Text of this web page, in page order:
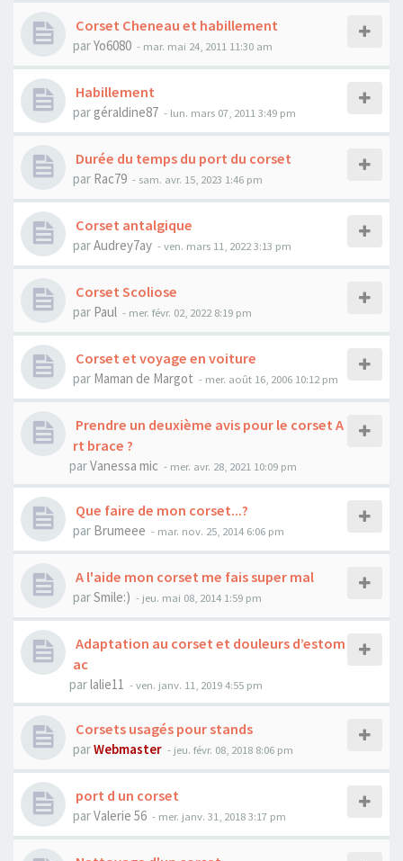
Corset Cheneau et habillement
parYo6080 - mar. mai 24, 2011 11:30 am
Habillement
par géraldine87 - lun. mars 07, 2011 3:49 pm
Durée du temps du port du corset
par Rac79 - sam. avr. 15, 2023 1:46 pm
Corset antalgique
parAudrey7ay - ven. mars 11, 2022 3:13 pm
Corset Scoliose
par Paul - mer. févr. 02, 2022 8:19 pm
Corset et voyage en voiture
par Maman de Margot - mer. août 16, 2006 10:12 pm
Prendre un deuxième avis pour le corset A
rt brace ?
parVanessa mic - mer. avr. 28, 2021 10:09 pm
Que faire de mon corset...?
par Brumeee - mar. nov. 25, 2014 6:06 pm
A l'aide mon corset me fais super mal
parSmile:) - jeu. mai 08, 2014 1:59 pm
Adaptation au corset et douleurs d’estom
ac
parlalie11 - ven. janv. 11, 2019 4:55 pm
Corsets usagés pour stands
parWebmaster - jeu. févr. 08, 2018 8:06 pm
port d un corset
parValerie 56 - mer. janv. 31, 2018 3:17 pm